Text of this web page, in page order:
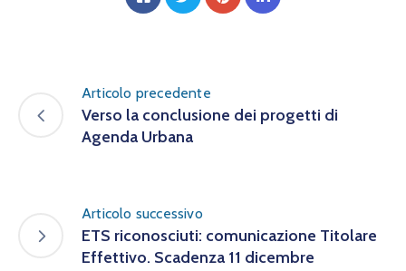
Articolo precedente
Verso la conclusione dei progetti di
Agenda Urbana
Articolo successivo
ETS riconosciuti: comunicazione Titolare
Effettivo. Scadenza 11 dicembre